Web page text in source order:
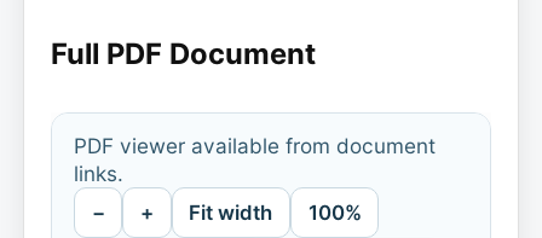
Full PDF Document
PDF viewer available from document
links.
− + Fit width 100%